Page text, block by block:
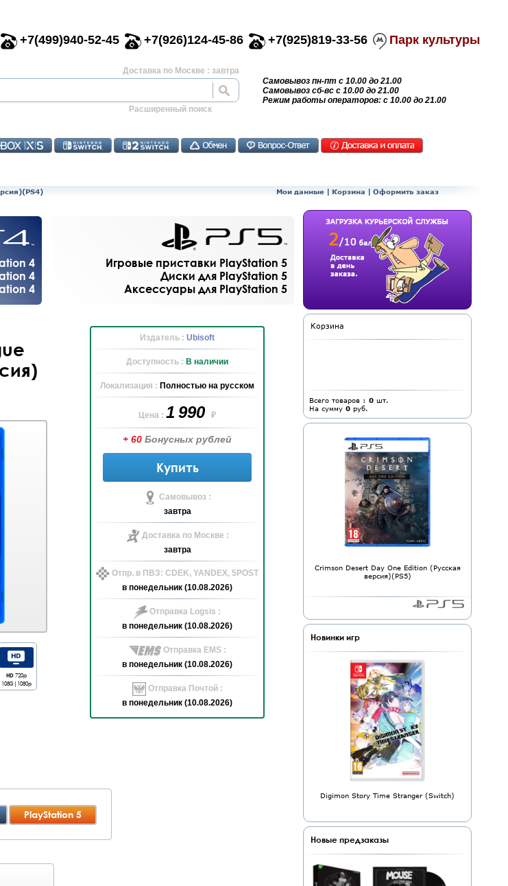
+7(499)940-52-45 +7(926)124-45-86 +7(925)819-33-56 Парк культуры
Доставка по Москве : завтра
Расширенный поиск
Самовывоз пн-пт с 10.00 до 21.00
Самовывоз сб-вс с 10.00 до 21.00
Режим работы операторов: с 10.00 до 21.00
Мои данные | Корзина | Оформить заказ
4
4
4
Игровые приставки PlayStation 5
Диски для PlayStation 5
Аксессуары для PlayStation 5
HD720p
1080i|1080p
Издатель : Ubisoft
Доступность : В наличии
Локализация : Полностью на русском
Цена : 1 990 ₽
+ 60 Бонусных рублей
Купить
Самовывоз :
завтра
Доставка по Москве :
завтра
Отпр. в ПВЗ: CDEK, YANDEX, 5POST
в понедельник (10.08.2026)
Отправка Logsis :
в понедельник (10.08.2026)
Отправка EMS :
в понедельник (10.08.2026)
Отправка Почтой :
в понедельник (10.08.2026)
PlayStation 5
Корзина
Всего товаров : 0 шт.
На сумму 0 руб.
Crimson Desert Day One Edition (Русская
версия)(PS5)
Новинки игр
Digimon Story Time Stranger (Switch)
Новые предзаказы